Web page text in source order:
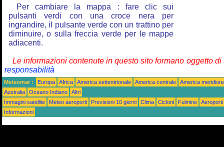
Per cambiare la mappa : fare clic sui
pulsanti verdi con una croce nera per
ingrandire, il pulsante verde con un trattino per
diminuire, o sulla freccia verde per le mappe
adiacenti.
Le informazioni contenute in questo sito formano oggetto
responsabilità
Meteomar : Europa Africa America settentrionale America centrale
America
Australia
Oceano Indiano
Altri
Immagini satellite
Meteo aeroporti Previsioni 10 giorni Clima Cicloni Fulmine
Aeroporti
Informazioni